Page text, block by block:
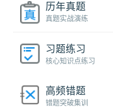
历年真题
真题实战演练
习题练习
核心知识点练习
高频错题
错题突破集训